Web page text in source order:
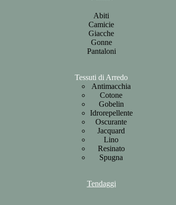
Abiti
Camicie
Giacche
Gonne
Pantaloni
Tessuti di Arredo
Antimacchia
Cotone
Gobelin
Idrorepellente
Oscurante
Jacquard
Lino
Resinato
Spugna
Tendaggi